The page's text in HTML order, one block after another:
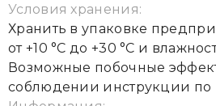
Условия хранения:
Хранить в упаковке
от +10 °С до +30 °С и
Возможные побочные
соблюдении инструкции